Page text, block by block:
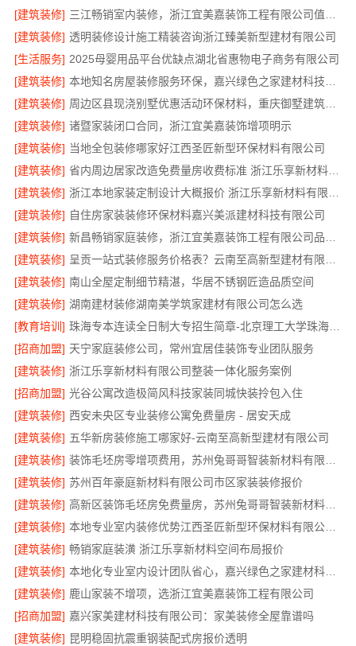
[建筑装修]
[建筑装修] 透明装修设计施工精装咨询浙江臻美新型建材有限公司
[生活服务] 2025母婴用品平台优缺点湖北省惠物电子商务有限公司
[建筑装修]
[建筑装修]
周边区县现浇别墅优惠活动环保材料，重庆御墅建筑材料有限公司
[建筑装修] 诸暨家装闭口合同，浙江宜美嘉装饰增项明示
[建筑装修] 当地全包装修哪家好江西圣匠新型环保材料有限公司
[建筑装修]
省内周边居家改造免费量房收费标准 浙江乐享新材料有限公司
[建筑装修]
[建筑装修] 自住房家装装修环保材料嘉兴美派建材科技有限公司
[建筑装修]
[建筑装修]
[建筑装修] 南山全屋定制细节精湛，华居不锈钢匠造品质空间
[建筑装修] 湖南建材装修湖南美学筑家建材有限公司怎么选
[教育培训]
珠海专本连读全日制大专招生简章-北京理工大学珠海学院继续教育学院
[招商加盟] 天宁家庭装修公司，常州宜居佳装饰专业团队服务
[建筑装修] 浙江乐享新材料有限公司整装一体化服务案例
[招商加盟] 光谷公寓改造极简风科技家装同城快装拎包入住
[建筑装修] 西安未央区专业装修公寓免费量房 - 居安天成
[建筑装修] 五华新房装修施工哪家好-云南至高新型建材有限公司
[建筑装修]
[建筑装修] 苏州百年豪庭新材料有限公司市区家装装修报价
[建筑装修]
高新区装饰毛坯房免费量房，苏州兔哥哥智装新材料有限公司贴心前期服务
[建筑装修]
本地专业室内装修优势江西圣匠新型环保材料有限公司领先
[建筑装修] 畅销家庭装潢 浙江乐享新材料空间布局报价
[建筑装修]
本地化专业室内设计团队省心，嘉兴绿色之家建材科技有限公司
[建筑装修] 鹿山家装不增项，选浙江宜美嘉装饰工程有限公司
[招商加盟] 嘉兴家美建材科技有限公司：家美装修全屋靠谱吗
[建筑装修] 昆明稳固抗震重钢装配式房报价透明